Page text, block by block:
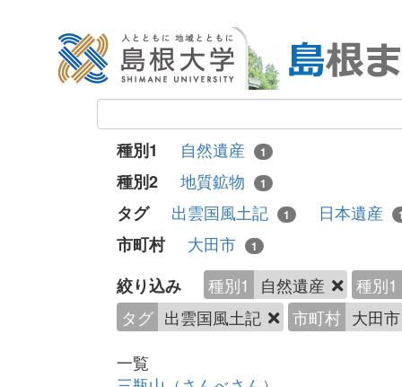
種別1 自然遺産 1
種別2 地質鉱物 1
タグ 出雲国風土記 1 日本遺産
市町村 大田市 1
絞り込み 種別1 自然遺産
種別1
タグ 出雲国風土記 市町村 大田
一覧